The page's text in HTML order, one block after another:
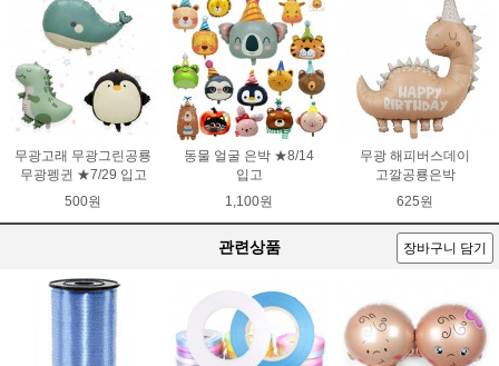
무광고래 무광그린공룡
무광펭귄 ★7/29 입고
500원
동물 얼굴 은박 ★8/14
입고
1,100원
무광 해피버스데이
고깔공룡은박
625원
관련상품 장바구니 담기